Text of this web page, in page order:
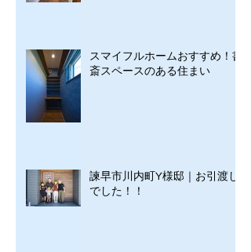
スマイフルホームおすすめ！書
斎スペースのある住まい
諫早市川内町Y様邸｜お引渡し
でした！！